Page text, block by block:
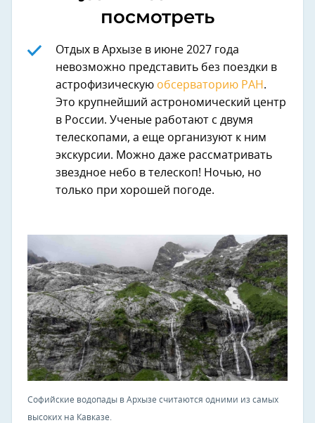
посмотреть
Отдых в Архызе в июне 2027 года
невозможно представить без поездки в
астрофизическую обсерваторию РАН .
Это крупнейший астрономический центр
в России. Ученые работают с двумя
телескопами, а еще организуют к ним
экскурсии. Можно даже рассматривать
звездное небо в телескоп! Ночью, но
только при хорошей погоде.
Софийские водопады в Архызе считаются одними из самых
высоких на Кавказе.